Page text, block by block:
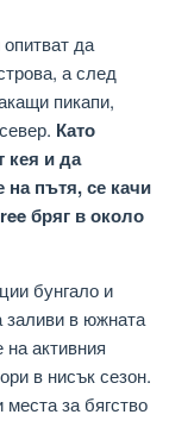
да
а след
пикапи,
Като
кея и да
на пътя, се качи
бряг в около
бунгало и
заливи в южната
на активния
в нисък сезон.
за бягство